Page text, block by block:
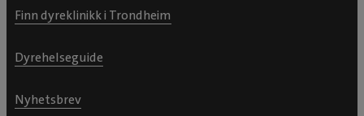
Finn dyreklinikk i Trondheim
Dyrehelseguide
Nyhetsbrev